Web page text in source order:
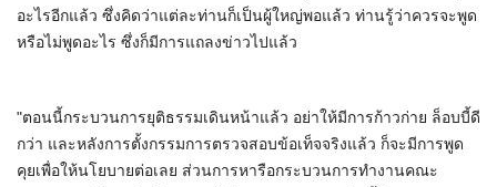
อะไรอีกแล้ว ซึ่งคิดว่าแต่ละท่านก็เป็นผู้ใหญ่พอแล้ว ท่านรู้ว่าควรจะพูด
หรือไม่พูดอะไร ซึ่งก็มีการแถลงข่าวไปแล้ว
"ตอนนี้กระบวนการยุติธรรมเดินหน้าแล้ว อย่าให้มีการก้าวก่าย ล็อบบี้ดี
กว่า และหลังการตั้งกรรมการตรวจสอบข้อเท็จจริงแล้ว ก็จะมีการพูด
คุยเพื่อให้นโยบายต่อเลย ส่วนการหารือกระบวนการทำงานคณะ